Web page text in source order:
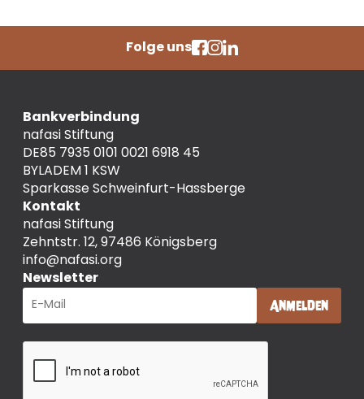
Folge uns
Bankverbindung
nafasi Stiftung
DE85 7935 0101 0021 6918 45
BYLADEM 1 KSW
Sparkasse Schweinfurt-Hassberge
Kontakt
nafasi Stiftung
Zehntstr. 12, 97486 Königsberg
info@nafasi.org
Newsletter
Anmelden